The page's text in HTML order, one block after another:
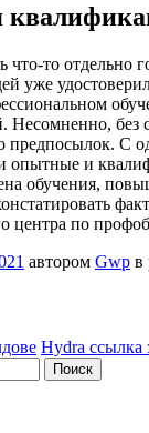
что-то отдельно
уже
Несомненно, без
предпосылок. С
опытные и
обучения,
центра по
автором Gwp в
Hydra ссылка